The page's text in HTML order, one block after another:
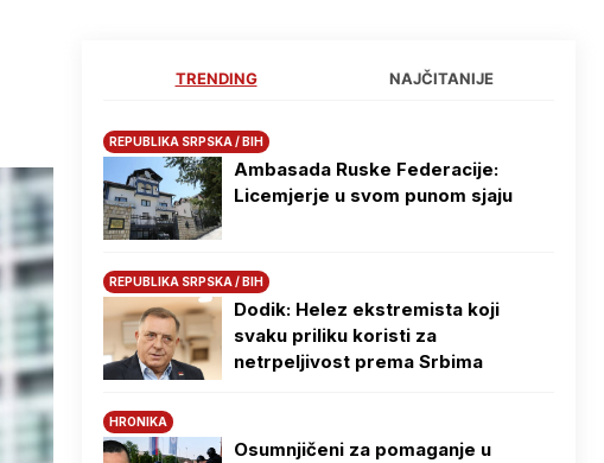
TRENDING NAJČITANIJE
REPUBLIKA SRPSKA / BIH
Ambasada Ruske Federacije:
Licemjerje u svom punom sjaju
REPUBLIKA SRPSKA / BIH
Dodik: Helez ekstremista koji
svaku priliku koristi za
netrpeljivost prema Srbima
HRONIKA
Osumnjičeni za pomaganje u